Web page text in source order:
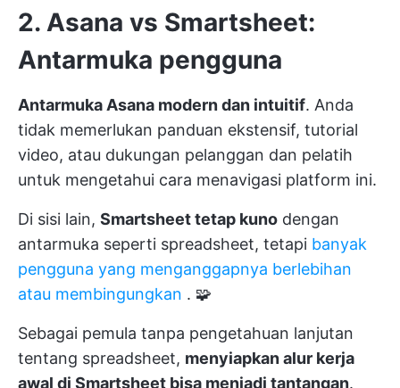
2. Asana vs Smartsheet:
Antarmuka pengguna
Antarmuka Asana modern dan intuitif. Anda
tidak memerlukan panduan ekstensif, tutorial
video, atau dukungan pelanggan dan pelatih
untuk mengetahui cara menavigasi platform ini.
Di sisi lain, Smartsheet tetap kuno dengan
antarmuka seperti spreadsheet, tetapi banyak
pengguna yang menganggapnya berlebihan
atau membingungkan . 🧩
Sebagai pemula tanpa pengetahuan lanjutan
tentang spreadsheet, menyiapkan alur kerja
awal di Smartsheet bisa menjadi tantangan.